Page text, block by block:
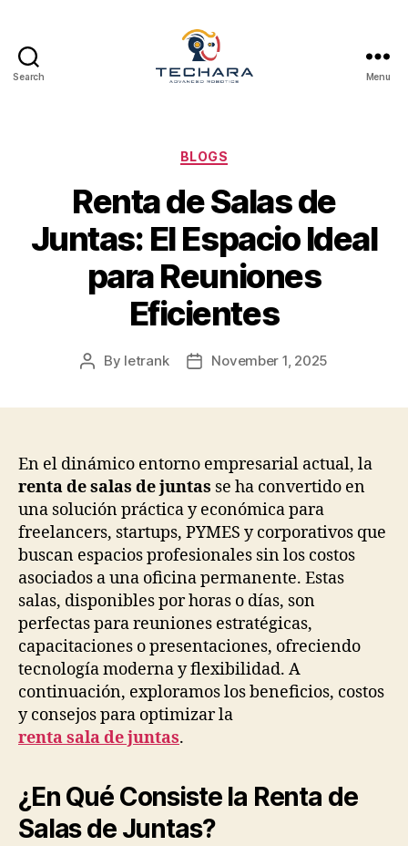
Search Menu
Categories
BLOGS
Renta de Salas de
Juntas: El Espacio Ideal
para Reuniones
Eficientes
Post
By letrank
PostNovember 1, 2025
En el dinámico entorno empresarial actual, la
renta de salas de juntas se ha convertido en
una solución práctica y económica para
freelancers, startups, PYMES y corporativos que
buscan espacios profesionales sin los costos
asociados a una oficina permanente. Estas
salas, disponibles por horas o días, son
perfectas para reuniones estratégicas,
capacitaciones o presentaciones, ofreciendo
tecnología moderna y flexibilidad. A
continuación, exploramos los beneficios, costos
y consejos para optimizar la
renta sala de juntas.
¿En Qué Consiste la Renta de
Salas de Juntas?